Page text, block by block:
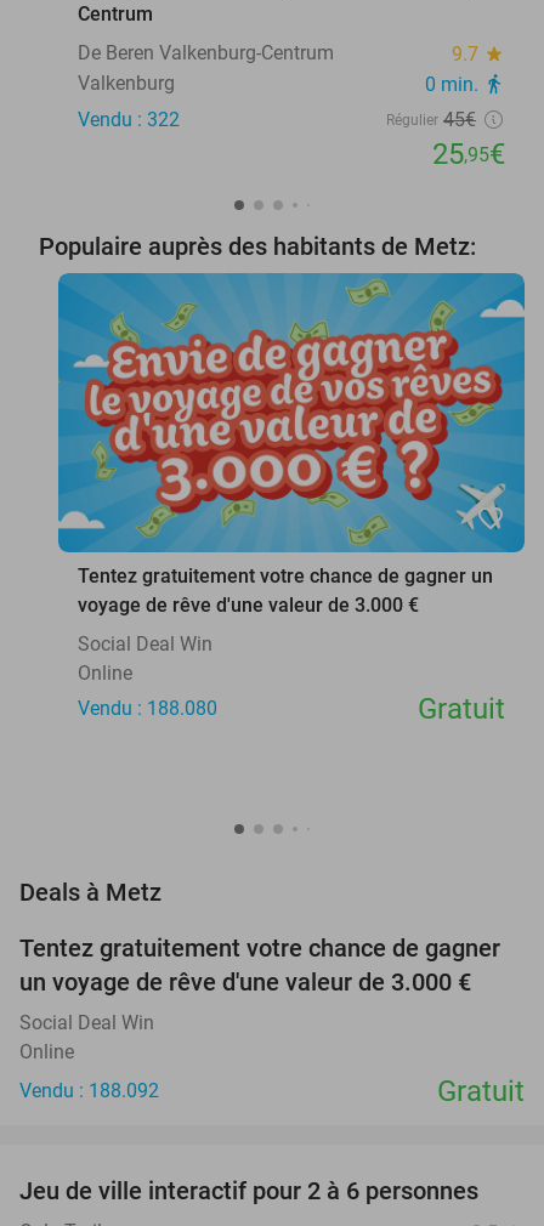
Centrum
De Beren Valkenburg-Centrum
9.7 star
Valkenburg 0 min. directions_walk
Vendu : 322 Régulier 45€
25,95€
Populaire auprès des habitants de Metz:
favorite_border
Tentez gratuitement votre chance de gagner un
voyage de rêve d'une valeur de 3.000 €
Social Deal Win
Online
Vendu : 188.080
Gratuit
Deals à Metz
Tentez gratuitement votre chance de gagner
un voyage de rêve d'une valeur de 3.000 €
Social Deal Win
Online
Vendu : 188.092
Gratuit
61%
Jeu de ville interactif pour 2 à 6 personnes